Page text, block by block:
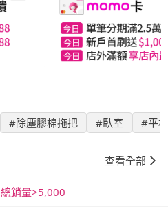
#除塵膠棉拖把 #臥室 #平板
查看全部
總銷量>5,000